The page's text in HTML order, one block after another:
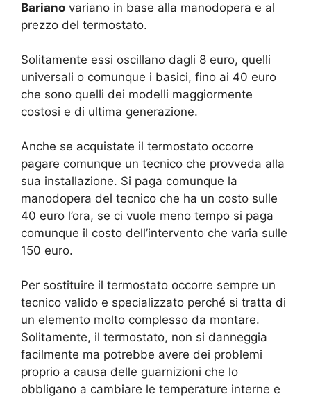
Bariano variano in base alla manodopera e al
prezzo del termostato.
Solitamente essi oscillano dagli 8 euro, quelli
universali o comunque i basici, fino ai 40 euro
che sono quelli dei modelli maggiormente
costosi e di ultima generazione.
Anche se acquistate il termostato occorre
pagare comunque un tecnico che provveda alla
sua installazione. Si paga comunque la
manodopera del tecnico che ha un costo sulle
40 euro l’ora, se ci vuole meno tempo si paga
comunque il costo dell’intervento che varia sulle
150 euro.
Per sostituire il termostato occorre sempre un
tecnico valido e specializzato perché si tratta di
un elemento molto complesso da montare.
Solitamente, il termostato, non si danneggia
facilmente ma potrebbe avere dei problemi
proprio a causa delle guarnizioni che lo
obbligano a cambiare le temperature interne e